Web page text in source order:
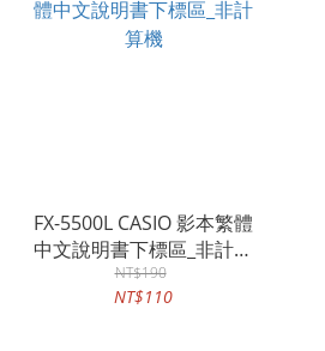
FX-5500L CASIO 影本繁體
中文說明書下標區_非計算
機
NT$190
NT$110